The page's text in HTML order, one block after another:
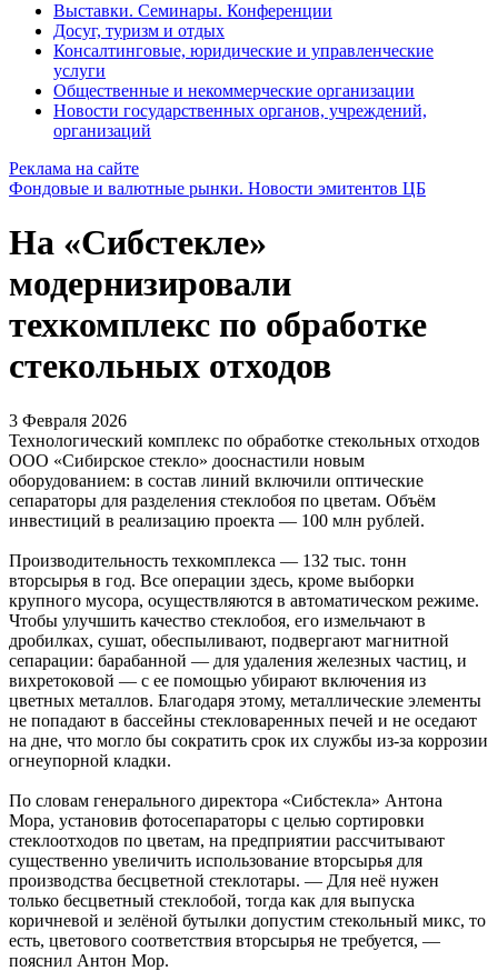
Выставки. Семинары. Конференции
Досуг, туризм и отдых
Консалтинговые, юридические и управленческие
услуги
Общественные и некоммерческие организации
Новости государственных органов, учреждений,
организаций
Реклама на сайте
Фондовые и валютные рынки. Новости эмитентов ЦБ
На «Сибстекле»
модернизировали
техкомплекс по обработке
стекольных отходов
3 Февраля 2026
Технологический комплекс по обработке стекольных отходов
ООО «Сибирское стекло» дооснастили новым
оборудованием: в состав линий включили оптические
сепараторы для разделения стеклобоя по цветам. Объём
инвестиций в реализацию проекта — 100 млн рублей.
Производительность техкомплекса — 132 тыс. тонн
вторсырья в год. Все операции здесь, кроме выборки
крупного мусора, осуществляются в автоматическом режиме.
Чтобы улучшить качество стеклобоя, его измельчают в
дробилках, сушат, обеспыливают, подвергают магнитной
сепарации: барабанной — для удаления железных частиц, и
вихретоковой — с ее помощью убирают включения из
цветных металлов. Благодаря этому, металлические элементы
не попадают в бассейны стекловаренных печей и не оседают
на дне, что могло бы сократить срок их службы из-за коррозии
огнеупорной кладки.
По словам генерального директора «Сибстекла» Антона
Мора, установив фотосепараторы с целью сортировки
стеклоотходов по цветам, на предприятии рассчитывают
существенно увеличить использование вторсырья для
производства бесцветной стеклотары. — Для неё нужен
только бесцветный стеклобой, тогда как для выпуска
коричневой и зелёной бутылки допустим стекольный микс, то
есть, цветового соответствия вторсырья не требуется, —
пояснил Антон Мор.